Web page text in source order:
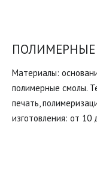
ПОЛИМЕРНЫЕ
Материалы:
полимерные смолы.
печать,
изготовления: от 10